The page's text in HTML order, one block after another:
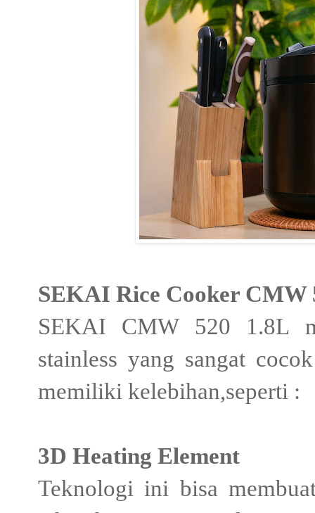
SEKAI Rice Cooker CMW
SEKAI CMW 520 1.8L
stainless yang sangat
memiliki kelebihan,seperti :
3D Heating Element
Teknologi ini bisa